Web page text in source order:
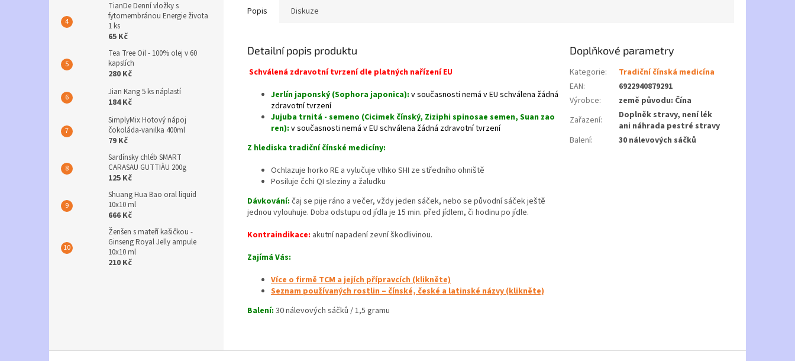
TianDe Denní vložky s
fytomembránou Energie života
1 ks
65 Kč
Tea Tree Oil - 100% olej v 60
kapslích
280 Kč
Jian Kang 5 ks náplastí
184 Kč
SimplyMix Hotový nápoj
čokoláda-vanilka 400ml
79 Kč
Sardínsky chléb SMART
CARASAU GUTTIÀU 200g
125 Kč
Shuang Hua Bao oral liquid
10x10 ml
666 Kč
Ženšen s mateří kašičkou -
Ginseng Royal Jelly ampule
10x10 ml
210 Kč
Popis Diskuze
Detailní popis produktu
Schválená zdravotní tvrzení dle platných nařízení EU
Jerlín japonský (Sophora japonica): v současnosti nemá v EU schválena žádná
zdravotní tvrzení
Jujuba trnitá - semeno (Cicimek čínský, Ziziphi spinosae semen, Suan zao
ren): v současnosti nemá v EU schválena žádná zdravotní tvrzení
Z hlediska tradiční čínské medicíny:
Ochlazuje horko RE a vylučuje vlhko SHI ze středního ohniště
Posiluje čchi QI sleziny a žaludku
Dávkování: čaj se pije ráno a večer, vždy jeden sáček, nebo se původní sáček ještě
jednou vylouhuje. Doba odstupu od jídla je 15 min. před jídlem, či hodinu po jídle.
Kontraindikace: akutní napadení zevní škodlivinou.
Zajímá Vás:
Více o firmě TCM a jejích přípravcích (klikněte)
Seznam používaných rostlin – čínské, české a latinské názvy (klikněte)
Balení: 30 nálevových sáčků / 1,5 gramu
Doplňkové parametry
Kategorie:
Tradiční čínská medicína
EAN:
6922940879291
Výrobce:
země původu: Čína
Zařazení:
Doplněk stravy, není lék
ani náhrada pestré stravy
Balení: 30 nálevových sáčků